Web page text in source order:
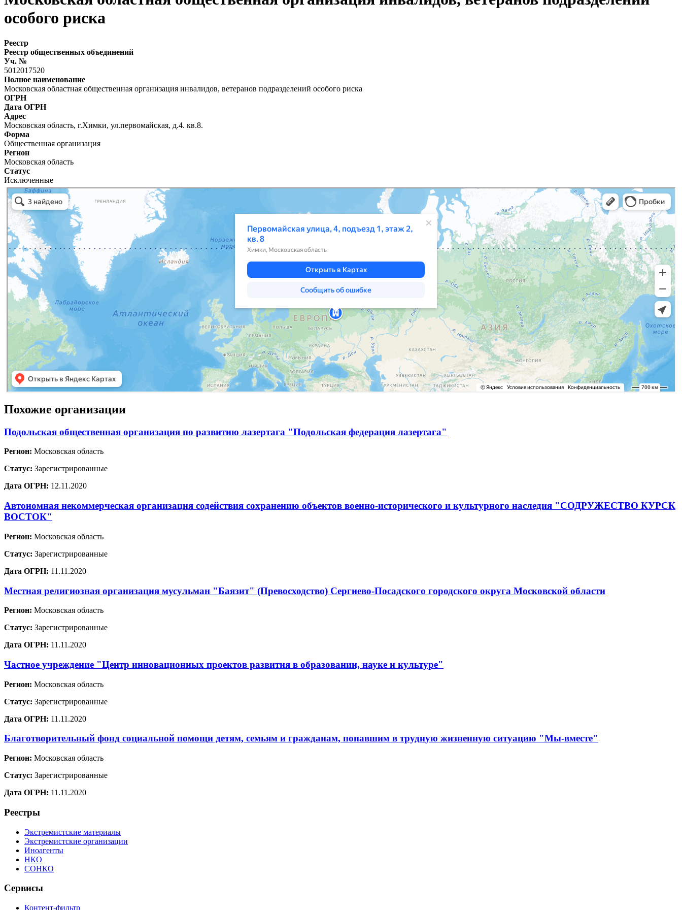
особого риска
Реестр
Реестр общественных объединений
Уч. №
5012017520
Полное наименование
Московская областная общественная организация инвалидов, ветеранов подразделений особого риска
ОГРН
Дата ОГРН
Адрес
Московская область, г.Химки, ул.первомайская, д.4. кв.8.
Форма
Общественная организация
Регион
Московская область
Статус
Исключенные
Похожие организации
Подольская общественная организация по развитию лазертага "Подольская федерация лазертага"
Регион: Московская область
Статус: Зарегистрированные
Дата ОГРН: 12.11.2020
Автономная некоммерческая организация содействия сохранению объектов военно-исторического и культурного наследия "СОДРУЖЕСТВО КУРСК
ВОСТОК"
Регион: Московская область
Статус: Зарегистрированные
Дата ОГРН: 11.11.2020
Местная религиозная организация мусульман "Баязит" (Превосходство) Сергиево-Посадского городского округа Московской области
Регион: Московская область
Статус: Зарегистрированные
Дата ОГРН: 11.11.2020
Частное учреждение "Центр инновационных проектов развития в образовании, науке и культуре"
Регион: Московская область
Статус: Зарегистрированные
Дата ОГРН: 11.11.2020
Благотворительный фонд социальной помощи детям, семьям и гражданам, попавшим в трудную жизненную ситуацию "Мы-вместе"
Регион: Московская область
Статус: Зарегистрированные
Дата ОГРН: 11.11.2020
Реестры
Экстремистские материалы
Экстремистские организации
Иноагенты
НКО
СОНКО
Сервисы
Контент-фильтр